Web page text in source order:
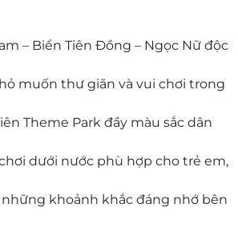
– Biển Tiên Đồng – Ngọc Nữ độc
muốn thư giãn và vui chơi trong
Theme Park đầy màu sắc dân
dưới nước phù hợp cho trẻ em,
khoảnh khắc đáng nhớ bên